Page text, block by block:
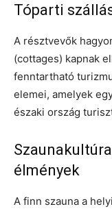
Tóparti
A résztvevők
(cottages) kapnak
fenntartható
elemei, amelyek
északi ország
élmények
A finn szauna a